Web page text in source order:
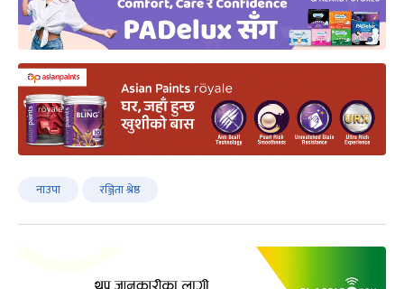
नाउपा रञ्जिता श्रेष्ठ